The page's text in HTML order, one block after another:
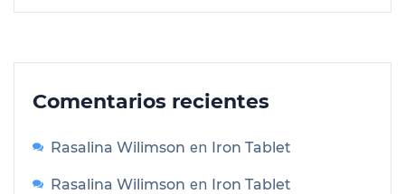
Comentarios recientes
Rasalina Wilimson en Iron Tablet
Rasalina Wilimson en Iron Tablet